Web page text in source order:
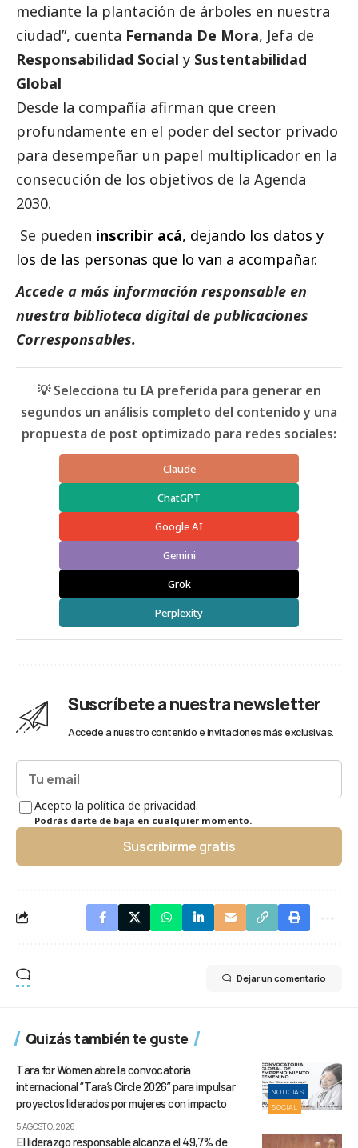
mediante la plantación de árboles en nuestra
ciudad”, cuenta Fernanda De Mora, Jefa de
Responsabilidad Social y Sustentabilidad
Global
Desde la compañía afirman que creen
profundamente en el poder del sector privado
para desempeñar un papel multiplicador en la
consecución de los objetivos de la Agenda
2030.
Se pueden inscribir acá, dejando los datos y
los de las personas que lo van a acompañar.
Accede a más información responsable en
nuestra biblioteca digital de publicaciones
Corresponsables.
💡 Selecciona tu IA preferida para generar en
segundos un análisis completo del contenido y una
propuesta de post optimizado para redes sociales:
Claude
ChatGPT
Google AI
Gemini
Grok
Perplexity
Suscríbete a nuestra newsletter
Accede a nuestro contenido e invitaciones más exclusivas.
Acepto la política de privacidad.
Podrás darte de baja en cualquier momento.
Suscribirme gratis
Dejar un comentario
Quizás también te guste
NOTICIAS
SOCIAL
Tara for Women abre la convocatoria
internacional “Tara’s Circle 2026” para impulsar
proyectos liderados por mujeres con impacto
5 AGOSTO, 2026
El liderazgo responsable alcanza el 49,7% de